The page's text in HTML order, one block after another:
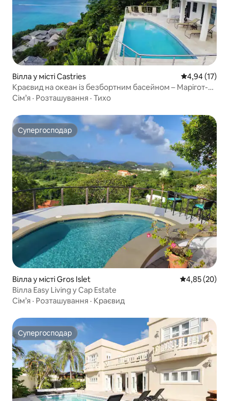
Вілла у місті Castries Середня
4,94 (17)
Краєвид на океан із безбортним басейном – Марігот-
Бей
Сім’я · Розташування · Тихо
Супергосподар
Супергосподар
Вілла у місті Gros Islet Середня
4,85 (20)
Вілла Easy Living у Cap Estate
Сім’я · Розташування · Краєвид
Супергосподар
Супергосподар